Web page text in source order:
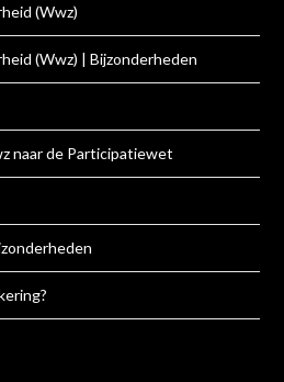
(Wwz)
(Wwz) | Bijzonderheden
naar de Participatiewet